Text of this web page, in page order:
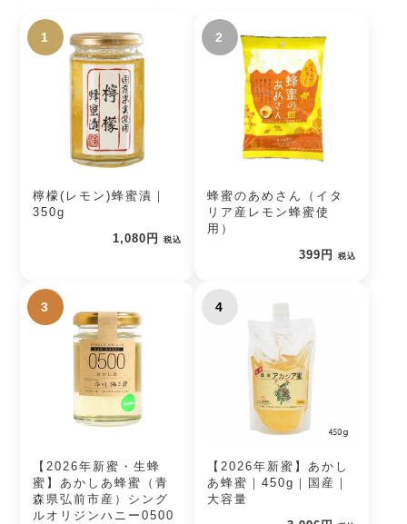
1
檸檬(レモン)蜂蜜漬｜
350g
1,080円
税込
2
蜂蜜のあめさん（イタ
リア産レモン蜂蜜使
用）
399円
税込
3
【2026年新蜜・生蜂
蜜】あかしあ蜂蜜（青
森県弘前市産）シング
ルオリジンハニー0500
4
【2026年新蜜】あかし
あ蜂蜜｜450g｜国産｜
大容量